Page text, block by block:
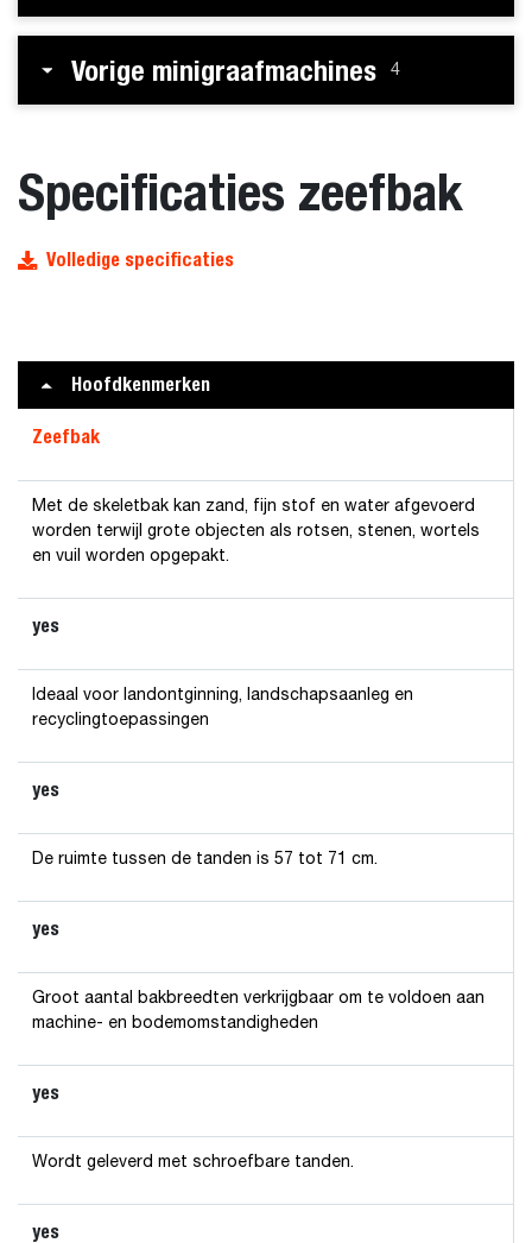
Vorige minigraafmachines 4
Specificaties zeefbak
Volledige specificaties
Hoofdkenmerken
Zeefbak
Met de skeletbak kan zand, fijn stof en water afgevoerd
worden terwijl grote objecten als rotsen, stenen, wortels
en vuil worden opgepakt.
yes
Ideaal voor landontginning, landschapsaanleg en
recyclingtoepassingen
yes
De ruimte tussen de tanden is 57 tot 71 cm.
yes
Groot aantal bakbreedten verkrijgbaar om te voldoen aan
machine- en bodemomstandigheden
yes
Wordt geleverd met schroefbare tanden.
yes